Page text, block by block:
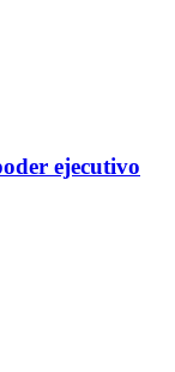
ejecutivo